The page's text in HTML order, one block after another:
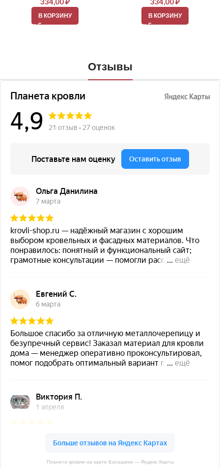
В КОРЗИНУ В КОРЗИНУ
Отзывы
Планета кровли на карте Балашихи — Яндекс Карты